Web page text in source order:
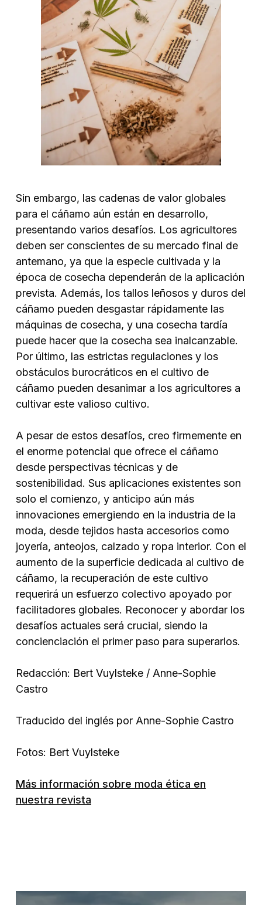
Sin embargo, las cadenas de valor globales
para el cáñamo aún están en desarrollo,
presentando varios desafíos. Los agricultores
deben ser conscientes de su mercado final de
antemano, ya que la especie cultivada y la
época de cosecha dependerán de la aplicación
prevista. Además, los tallos leñosos y duros del
cáñamo pueden desgastar rápidamente las
máquinas de cosecha, y una cosecha tardía
puede hacer que la cosecha sea inalcanzable.
Por último, las estrictas regulaciones y los
obstáculos burocráticos en el cultivo de
cáñamo pueden desanimar a los agricultores a
cultivar este valioso cultivo.
A pesar de estos desafíos, creo firmemente en
el enorme potencial que ofrece el cáñamo
desde perspectivas técnicas y de
sostenibilidad. Sus aplicaciones existentes son
solo el comienzo, y anticipo aún más
innovaciones emergiendo en la industria de la
moda, desde tejidos hasta accesorios como
joyería, anteojos, calzado y ropa interior. Con el
aumento de la superficie dedicada al cultivo de
cáñamo, la recuperación de este cultivo
requerirá un esfuerzo colectivo apoyado por
facilitadores globales. Reconocer y abordar los
desafíos actuales será crucial, siendo la
concienciación el primer paso para superarlos.
Redacción: Bert Vuylsteke / Anne-Sophie
Castro
Traducido del inglés por Anne-Sophie Castro
Fotos: Bert Vuylsteke
Más información sobre moda ética en
nuestra revista